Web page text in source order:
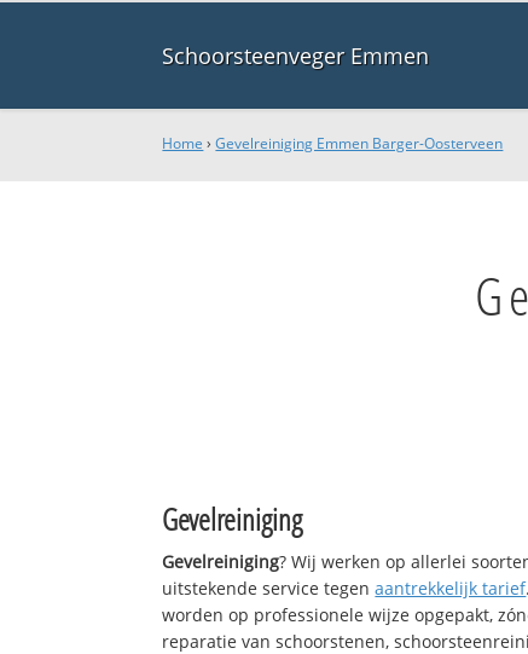
Schoorsteenveger Emmen
Home ›Gevelreiniging Emmen Barger-Oosterveen
Gevelreiniging
Gevelreiniging? Wij werken op allerlei
uitstekende service tegenaantrekkelijk tarief
worden op professionele wijze opgepakt,
reparatie van schoorstenen,